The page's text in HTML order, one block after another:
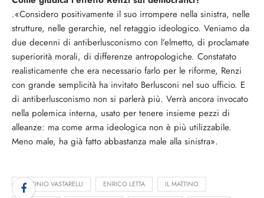
.«Considero positivamente il suo irrompere nella sinistra, nelle
strutture, nelle gerarchie, nel retaggio ideologico. Veniamo da
due decenni di antiberlusconismo con l’elmetto, di proclamate
superiorità morali, di differenze antropologiche. Constatato
realisticamente che era necessario farlo per le riforme, Renzi
con grande semplicità ha invitato Berlusconi nel suo ufficio. E
di antiberlusconismo non si parlerà più. Verrà ancora invocato
nella polemica interna, usato per tenere insieme pezzi di
alleanze: ma come arma ideologica non è più utilizzabile.
Meno male, ha già fatto abbastanza male alla sinistra».
ANTONIO VASTARELLI ENRICO LETTA IL MATTINO